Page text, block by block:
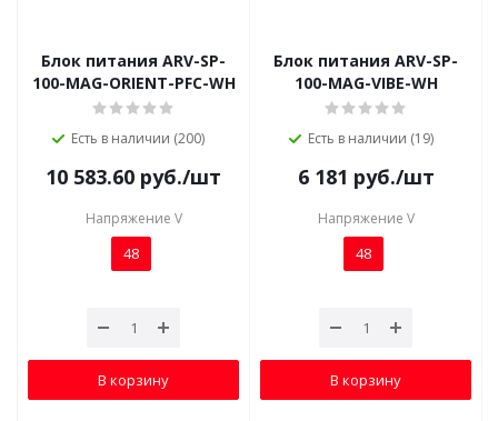
Блок питания ARV-SP-
100-MAG-ORIENT-PFC-WH
Есть в наличии (200)
10 583.60 руб./шт
Напряжение V
48
В корзину
Блок питания ARV-SP-
100-MAG-VIBE-WH
Есть в наличии (19)
6 181 руб./шт
Напряжение V
48
В корзину